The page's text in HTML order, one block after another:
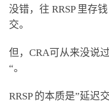
没错，往 RRSP 里存
交。
但，CRA可从来没说
“。
RRSP 的本质是”延迟